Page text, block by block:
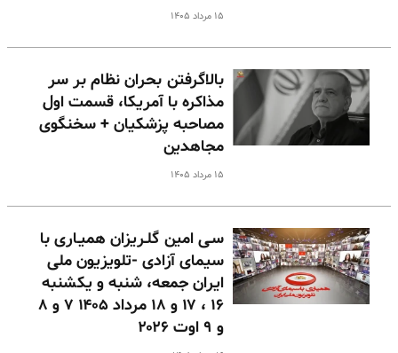
۱۵ مرداد ۱۴۰۵
بالا‌گرفتن بحران نظام بر سر
مذاکره با آمریکا، قسمت اول
مصاحبه پزشکیان + سخنگوی
مجاهدین
۱۵ مرداد ۱۴۰۵
سـی امین گلـریزان همیـاری با
سیمای آزادی -تلویزیون ملی
ایران جمعه، شنبه و یکشنبه
۱۶ ، ۱۷ و ۱۸ مرداد ۱۴۰۵ ۷ و ۸
و ۹ اوت ۲۰۲۶